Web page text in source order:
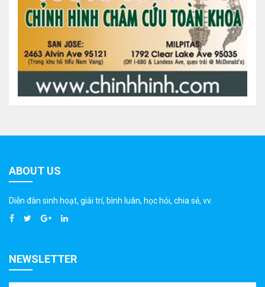
ABOUT US
Diễn đàn sinh hoạt, giải trí, bình luân, học hỏi, chia sẻ, vv.
NEWSLETTER